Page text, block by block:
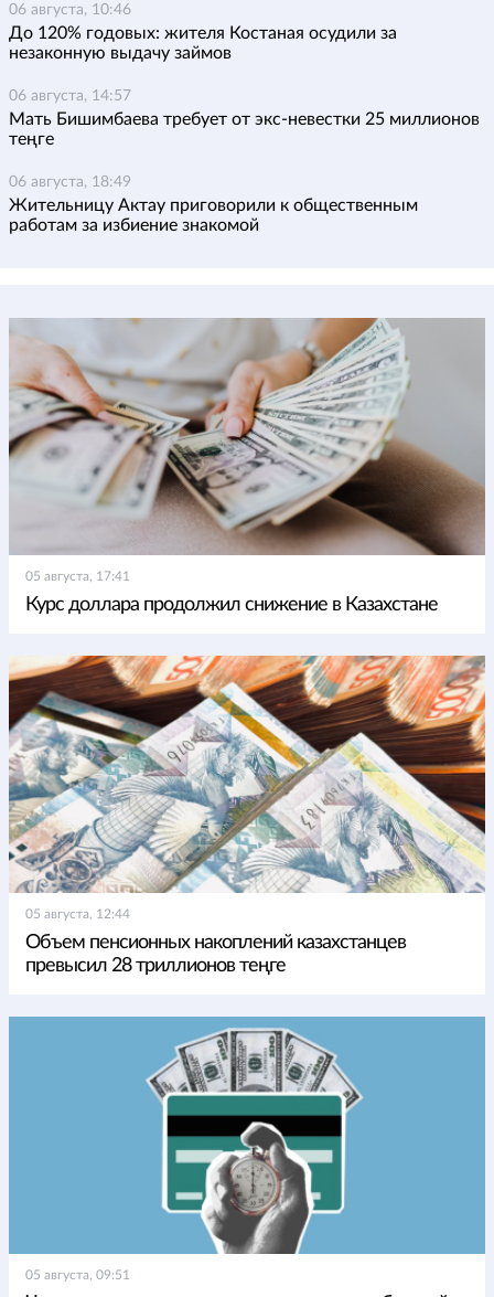
06 августа, 10:46
До 120% годовых: жителя Костаная осудили за
незаконную выдачу займов
06 августа, 14:57
Мать Бишимбаева требует от экс-невестки 25 миллионов
теңге
06 августа, 18:49
Жительницу Актау приговорили к общественным
работам за избиение знакомой
05 августа, 17:41
Курс доллара продолжил снижение в Казахстане
05 августа, 12:44
Объем пенсионных накоплений казахстанцев
превысил 28 триллионов теңге
05 августа, 09:51